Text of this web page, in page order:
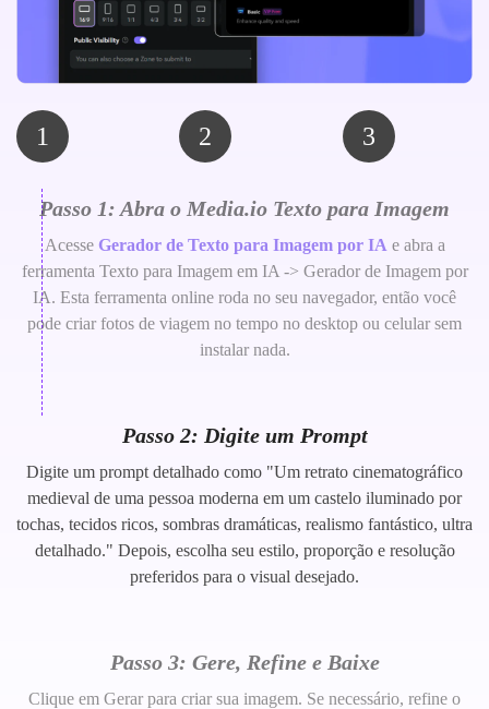
1 2 3
Passo 1: Abra o Media.io Texto para Imagem
Acesse Gerador de Texto para Imagem por IA e abra a
ferramenta Texto para Imagem em IA -> Gerador de Imagem por
IA. Esta ferramenta online roda no seu navegador, então você
pode criar fotos de viagem no tempo no desktop ou celular sem
instalar nada.
Passo 2: Digite um Prompt
Digite um prompt detalhado como "Um retrato cinematográfico
medieval de uma pessoa moderna em um castelo iluminado por
tochas, tecidos ricos, sombras dramáticas, realismo fantástico, ultra
detalhado." Depois, escolha seu estilo, proporção e resolução
preferidos para o visual desejado.
Passo 3: Gere, Refine e Baixe
Clique em Gerar para criar sua imagem. Se necessário, refine o